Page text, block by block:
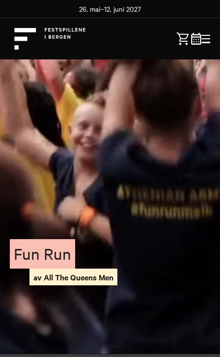
26. mai–12. juni 2027
Fun Run
av All The Queens Men